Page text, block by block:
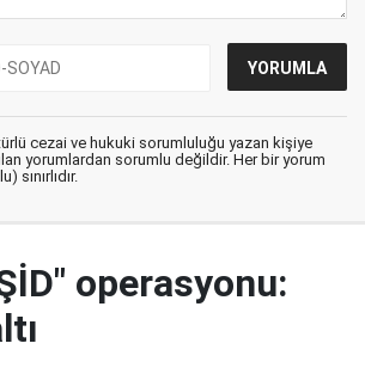
türlü cezai ve hukuki sorumluluğu yazan kişiye
yorumlardan sorumlu değildir. Her bir yorum
sınırlıdır.
operasyonu: